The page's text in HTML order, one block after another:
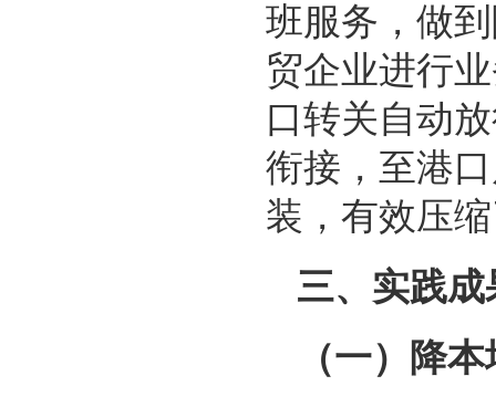
班服务，做
贸企业进行
口转关自动
衔接，至港
装，有效压
三、实践成
（一）降